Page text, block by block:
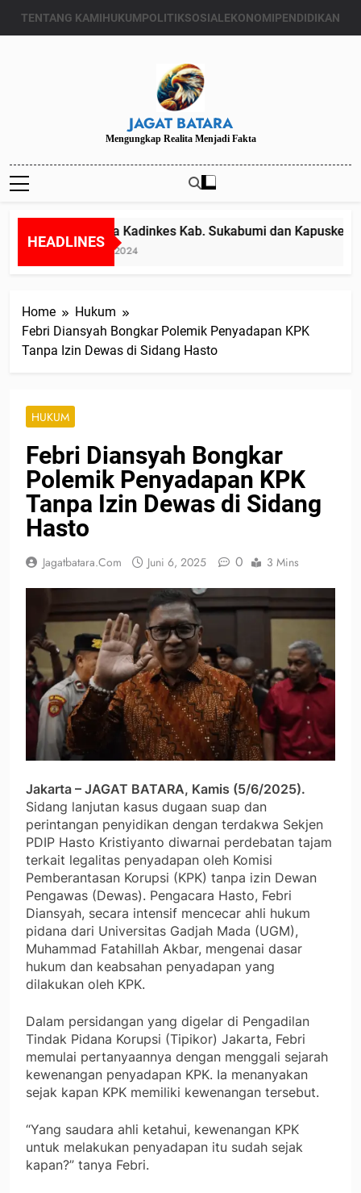
TENTANG KAMIHUKUMPOLITIKSOSIALEKONOMIPENDIDIKAN
JAGAT BATARA
Mengungkap Realita Menjadi Fakta
HEADLINES
Diduga Kadinkes Kab. Sukabumi dan
Juli 24, 2024
Home
Hukum
Febri Diansyah Bongkar Polemik Penyadapan KPK
Tanpa Izin Dewas di Sidang Hasto
HUKUM
Febri Diansyah Bongkar
Polemik Penyadapan KPK
Tanpa Izin Dewas di Sidang
Hasto
Jagatbatara.com Juni 6, 2025 0 3 Mins
Jakarta – JAGAT BATARA, Kamis (5/6/2025).
Sidang lanjutan kasus dugaan suap dan
perintangan penyidikan dengan terdakwa Sekjen
PDIP Hasto Kristiyanto diwarnai perdebatan tajam
terkait legalitas penyadapan oleh Komisi
Pemberantasan Korupsi (KPK) tanpa izin Dewan
Pengawas (Dewas). Pengacara Hasto, Febri
Diansyah, secara intensif mencecar ahli hukum
pidana dari Universitas Gadjah Mada (UGM),
Muhammad Fatahillah Akbar, mengenai dasar
hukum dan keabsahan penyadapan yang
dilakukan oleh KPK.
Dalam persidangan yang digelar di Pengadilan
Tindak Pidana Korupsi (Tipikor) Jakarta, Febri
memulai pertanyaannya dengan menggali sejarah
kewenangan penyadapan KPK. Ia menanyakan
sejak kapan KPK memiliki kewenangan tersebut.
“Yang saudara ahli ketahui, kewenangan KPK
untuk melakukan penyadapan itu sudah sejak
kapan?” tanya Febri.